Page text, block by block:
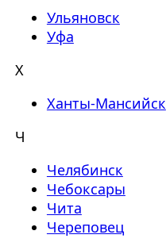
Ульяновск
Уфа
Х
Ханты-Мансийск
Ч
Челябинск
Чебоксары
Чита
Череповец